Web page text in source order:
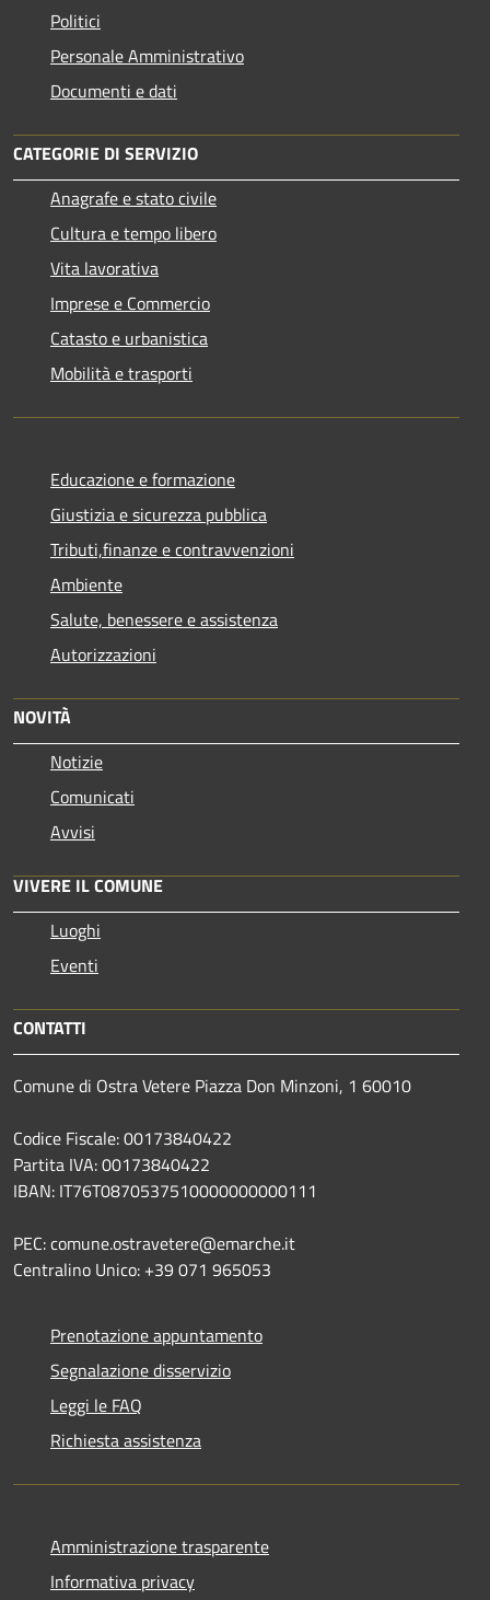
Politici
Personale Amministrativo
Documenti e dati
CATEGORIE DI SERVIZIO
Anagrafe e stato civile
Cultura e tempo libero
Vita lavorativa
Imprese e Commercio
Catasto e urbanistica
Mobilità e trasporti
Educazione e formazione
Giustizia e sicurezza pubblica
Tributi,finanze e contravvenzioni
Ambiente
Salute, benessere e assistenza
Autorizzazioni
NOVITÀ
Notizie
Comunicati
Avvisi
VIVERE IL COMUNE
Luoghi
Eventi
CONTATTI
Comune di Ostra Vetere Piazza Don Minzoni, 1 60010
Codice Fiscale: 00173840422
Partita IVA: 00173840422
IBAN: IT76T0870537510000000000111
PEC: comune.ostravetere@emarche.it
Centralino Unico: +39 071 965053
Prenotazione appuntamento
Segnalazione disservizio
Leggi le FAQ
Richiesta assistenza
Amministrazione trasparente
Informativa privacy